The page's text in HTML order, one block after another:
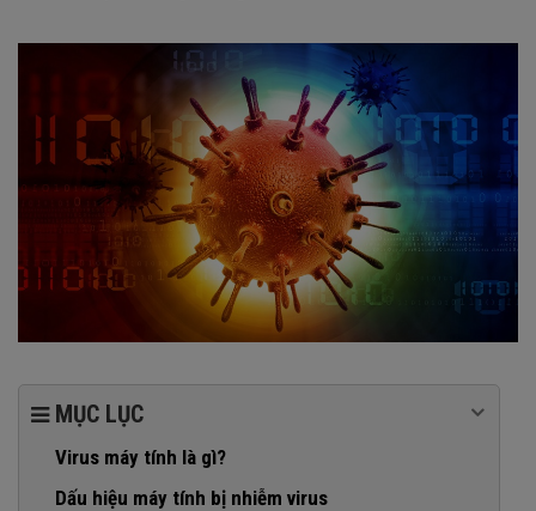
MỤC LỤC
Virus máy tính là gì?
Dấu hiệu máy tính bị nhiễm virus